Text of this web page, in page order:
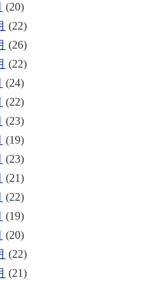
(20)
(22)
(26)
(22)
(24)
(22)
(23)
(19)
(23)
(21)
(22)
(19)
(20)
(22)
(21)